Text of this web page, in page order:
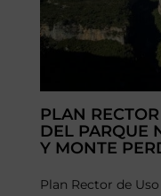
PLAN
DEL PARQUE
Y MONTE
Plan Rector de